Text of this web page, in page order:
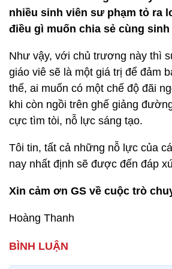
nhiều sinh viên sư phạm tỏ ra
điều gì muốn chia sẻ cùng
Như vậy, với chủ trương này thì
giáo viê sẽ là một giá trị để đảm
thế, ai muốn có một chế độ đãi
khi còn ngồi trên ghế giảng
cực tìm tòi, nỗ lực sáng tạo.
Tôi tin, tất cả những nỗ lực của
nay nhất định sẽ được đến đáp
Xin cảm ơn GS về cuộc trò
Hoàng Thanh